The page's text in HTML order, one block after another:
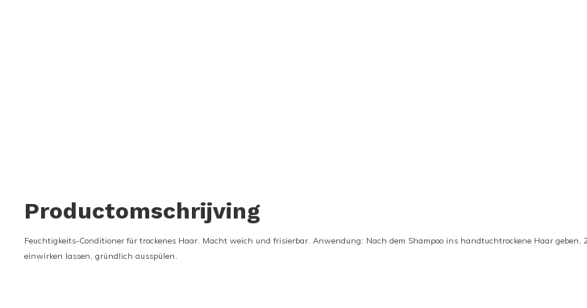
Productomschrijving
Feuchtigkeits-Conditioner für trockenes Haar. Macht weich und frisierbar. Anwendung: Nach dem Shampoo ins handtuchtrockene Haar geben,
einwirken lassen, gründlich ausspülen.